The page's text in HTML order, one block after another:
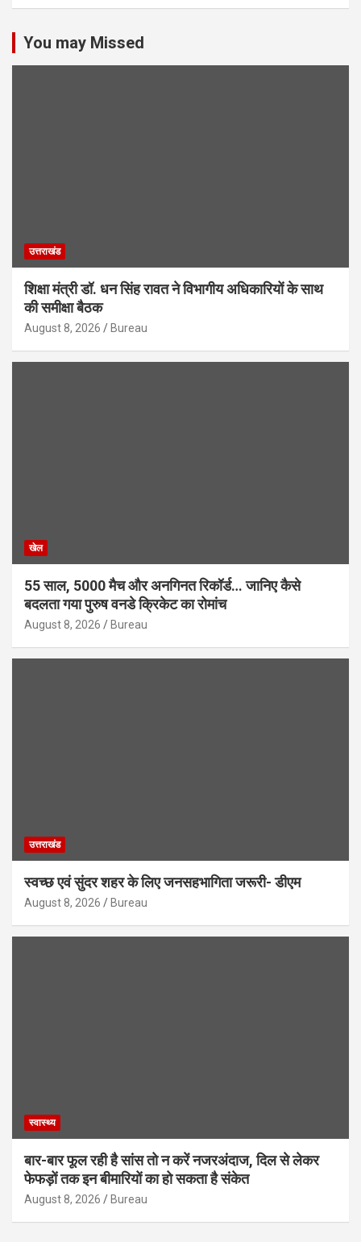
You may Missed
उत्तराखंड
शिक्षा मंत्री डॉ. धन सिंह रावत ने विभागीय अधिकारियों के साथ
की समीक्षा बैठक
August 8, 2026 Bureau
खेल
55 साल, 5000 मैच और अनगिनत रिकॉर्ड… जानिए कैसे
बदलता गया पुरुष वनडे क्रिकेट का रोमांच
August 8, 2026 Bureau
उत्तराखंड
स्वच्छ एवं सुंदर शहर के लिए जनसहभागिता जरूरी- डीएम
August 8, 2026 Bureau
स्वास्थ्य
बार-बार फूल रही है सांस तो न करें नजरअंदाज, दिल से लेकर
फेफड़ों तक इन बीमारियों का हो सकता है संकेत
August 8, 2026 Bureau